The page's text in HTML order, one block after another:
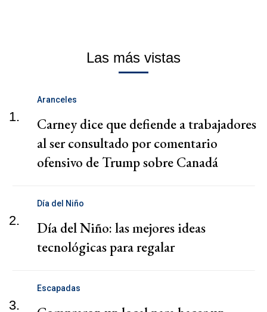
Las más vistas
1.
Aranceles
Carney dice que defiende a trabajadores
al ser consultado por comentario
ofensivo de Trump sobre Canadá
2.
Día del Niño
Día del Niño: las mejores ideas
tecnológicas para regalar
3.
Escapadas